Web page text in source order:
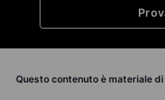
Questo contenuto è materiale